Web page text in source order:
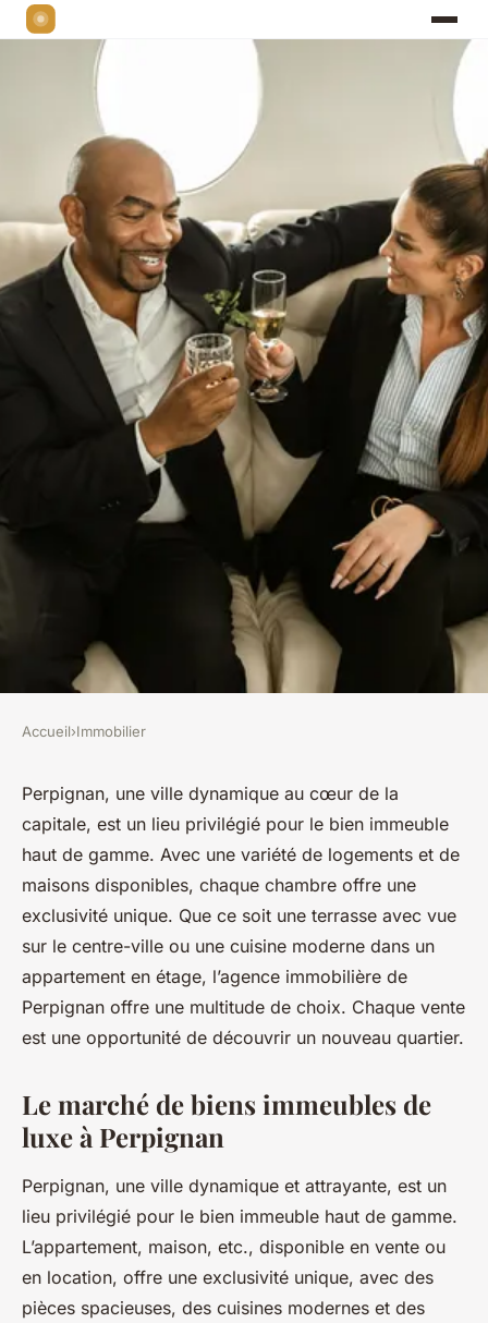
Perpignan : la destination de
choix pour l'immobilier de
luxe
Mathieu•7 février 2024•6 min de lecture
Accueil›Immobilier
Perpignan, une ville dynamique au cœur de la
capitale, est un lieu privilégié pour le bien immeuble
haut de gamme. Avec une variété de logements et de
maisons disponibles, chaque chambre offre une
exclusivité unique. Que ce soit une terrasse avec vue
sur le centre-ville ou une cuisine moderne dans un
appartement en étage, l’agence immobilière de
Perpignan offre une multitude de choix. Chaque vente
est une opportunité de découvrir un nouveau quartier.
Le marché de biens immeubles de
luxe à Perpignan
Perpignan, une ville dynamique et attrayante, est un
lieu privilégié pour le bien immeuble haut de gamme.
L’appartement, maison, etc., disponible en vente ou
en location, offre une exclusivité unique, avec des
pièces spacieuses, des cuisines modernes et des